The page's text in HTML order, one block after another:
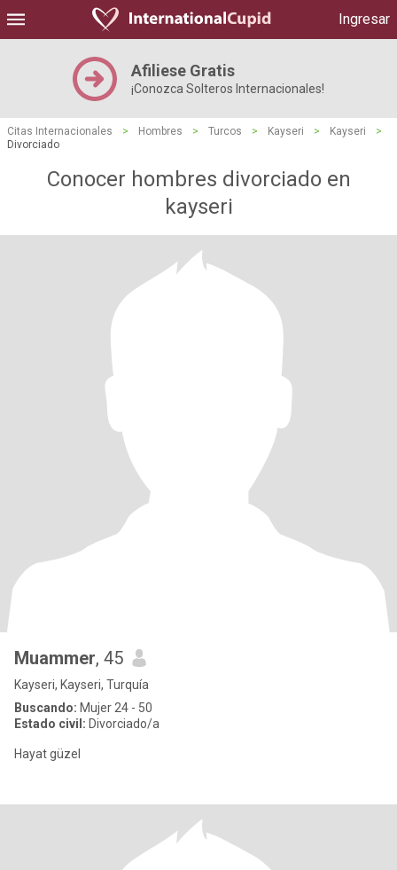
Ingresar
Afiliese Gratis
¡Conozca Solteros Internacionales!
Citas Internacionales > Hombres > Turcos > Kayseri > Kayseri
>
Divorciado
Conocer hombres divorciado en
kayseri
Muammer, 45
Kayseri, Kayseri, Turquía
Buscando: Mujer 24 - 50
Estado civil: Divorciado/a
Hayat güzel